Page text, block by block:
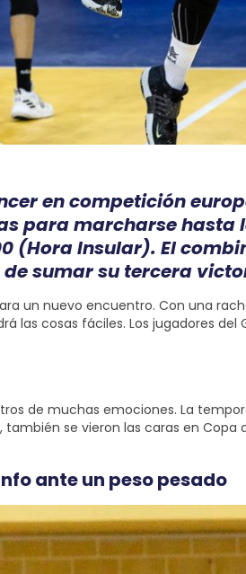
en competición
para marcharse hasta
(Hora Insular). El
sumar su tercera
un nuevo encuentro. Con una
las cosas fáciles. Los jugadores
de muchas emociones. La
se vieron las caras en
ante un peso pesado